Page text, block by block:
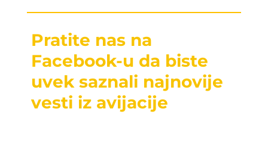
Pratite nas na
Facebook-u da biste
uvek saznali najnovije
vesti iz avijacije